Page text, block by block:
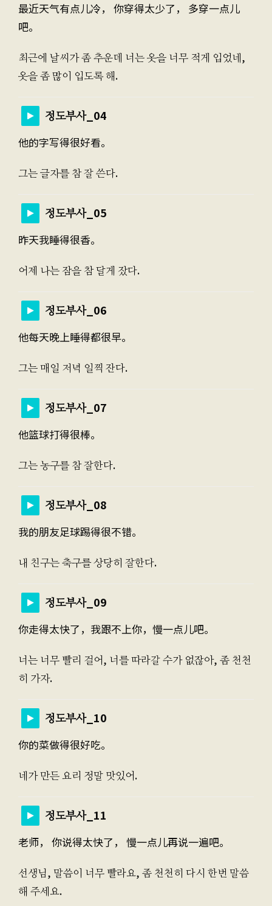
最近天气有点儿冷， 你穿得太少了， 多穿一点儿
吧。
최근에 날씨가 좀 추운데 너는 옷을 너무 적게 입었네,
옷을 좀 많이 입도록 해.
정도부사_04
他的字写得很好看。
그는 글자를 참 잘 쓴다.
정도부사_05
昨天我睡得很香。
어제 나는 잠을 참 달게 잤다.
정도부사_06
他每天晚上睡得都很早。
그는 매일 저녁 일찍 잔다.
정도부사_07
他篮球打得很棒。
그는 농구를 참 잘한다.
정도부사_08
我的朋友足球踢得很不错。
내 친구는 축구를 상당히 잘한다.
정도부사_09
你走得太快了，我跟不上你，慢一点儿吧。
너는 너무 빨리 걸어, 너를 따라갈 수가 없잖아, 좀 천천
히 가자.
정도부사_10
你的菜做得很好吃。
네가 만든 요리 정말 맛있어.
정도부사_11
老师， 你说得太快了， 慢一点儿再说一遍吧。
선생님, 말씀이 너무 빨라요, 좀 천천히 다시 한번 말씀
해 주세요.